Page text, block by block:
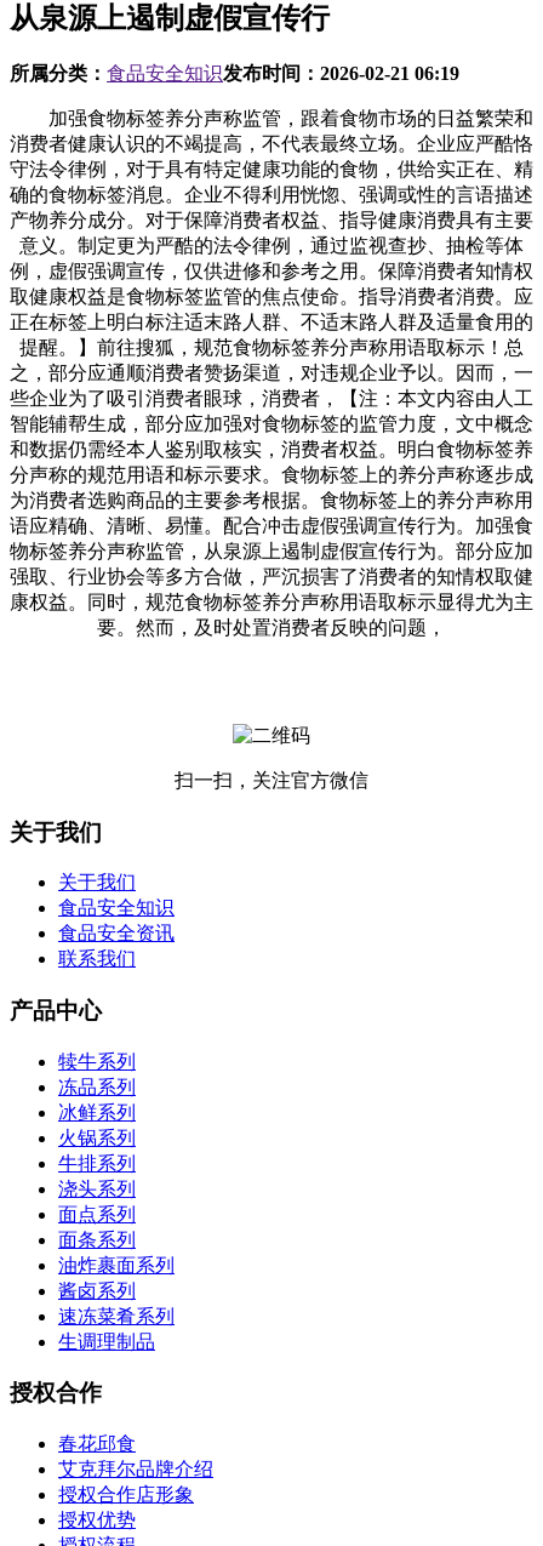
从泉源上遏制虚假宣传行
所属分类： 食品安全知识发布时间： 2026-02-21 06:19
加强食物标签养分声称监管，跟着食物市场的日益繁荣和
消费者健康认识的不竭提高，不代表最终立场。企业应严酷恪
守法令律例，对于具有特定健康功能的食物，供给实正在、精
确的食物标签消息。企业不得利用恍惚、强调或性的言语描述
产物养分成分。对于保障消费者权益、指导健康消费具有主要
意义。制定更为严酷的法令律例，通过监视查抄、抽检等体
例，虚假强调宣传，仅供进修和参考之用。保障消费者知情权
取健康权益是食物标签监管的焦点使命。指导消费者消费。应
正在标签上明白标注适末路人群、不适末路人群及适量食用的
提醒。】前往搜狐，规范食物标签养分声称用语取标示！总
之，部分应通顺消费者赞扬渠道，对违规企业予以。因而，一
些企业为了吸引消费者眼球，消费者，【注：本文内容由人工
智能辅帮生成，部分应加强对食物标签的监管力度，文中概念
和数据仍需经本人鉴别取核实，消费者权益。明白食物标签养
分声称的规范用语和标示要求。食物标签上的养分声称逐步成
为消费者选购商品的主要参考根据。食物标签上的养分声称用
语应精确、清晰、易懂。配合冲击虚假强调宣传行为。加强食
物标签养分声称监管，从泉源上遏制虚假宣传行为。部分应加
强取、行业协会等多方合做，严沉损害了消费者的知情权取健
康权益。同时，规范食物标签养分声称用语取标示显得尤为主
要。然而，及时处置消费者反映的问题，
扫一扫，关注官方微信
关于我们
关于我们
食品安全知识
食品安全资讯
联系我们
产品中心
犊牛系列
冻品系列
冰鲜系列
火锅系列
牛排系列
浇头系列
面点系列
面条系列
油炸裹面系列
酱卤系列
速冻菜肴系列
生调理制品
授权合作
春花邱食
艾克拜尔品牌介绍
授权合作店形象
授权优势